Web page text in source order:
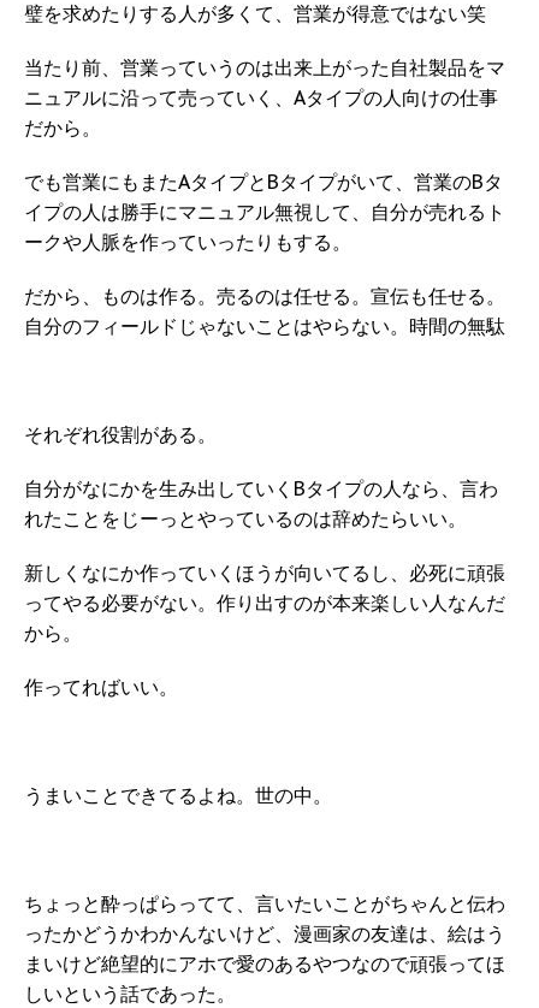
璧を求めたりする人が多くて、営業が得意ではない笑
当たり前、営業っていうのは出来上がった自社製品をマ
ニュアルに沿って売っていく、Aタイプの人向けの仕事
だから。
でも営業にもまたAタイプとBタイプがいて、営業のBタ
イプの人は勝手にマニュアル無視して、自分が売れるト
ークや人脈を作っていったりもする。
だから、ものは作る。売るのは任せる。宣伝も任せる。
自分のフィールドじゃないことはやらない。時間の無駄
それぞれ役割がある。
自分がなにかを生み出していくBタイプの人なら、言わ
れたことをじーっとやっているのは辞めたらいい。
新しくなにか作っていくほうが向いてるし、必死に頑張
ってやる必要がない。作り出すのが本来楽しい人なんだ
から。
作ってればいい。
うまいことできてるよね。世の中。
ちょっと酔っぱらってて、言いたいことがちゃんと伝わ
ったかどうかわかんないけど、漫画家の友達は、絵はう
まいけど絶望的にアホで愛のあるやつなので頑張ってほ
しいという話であった。